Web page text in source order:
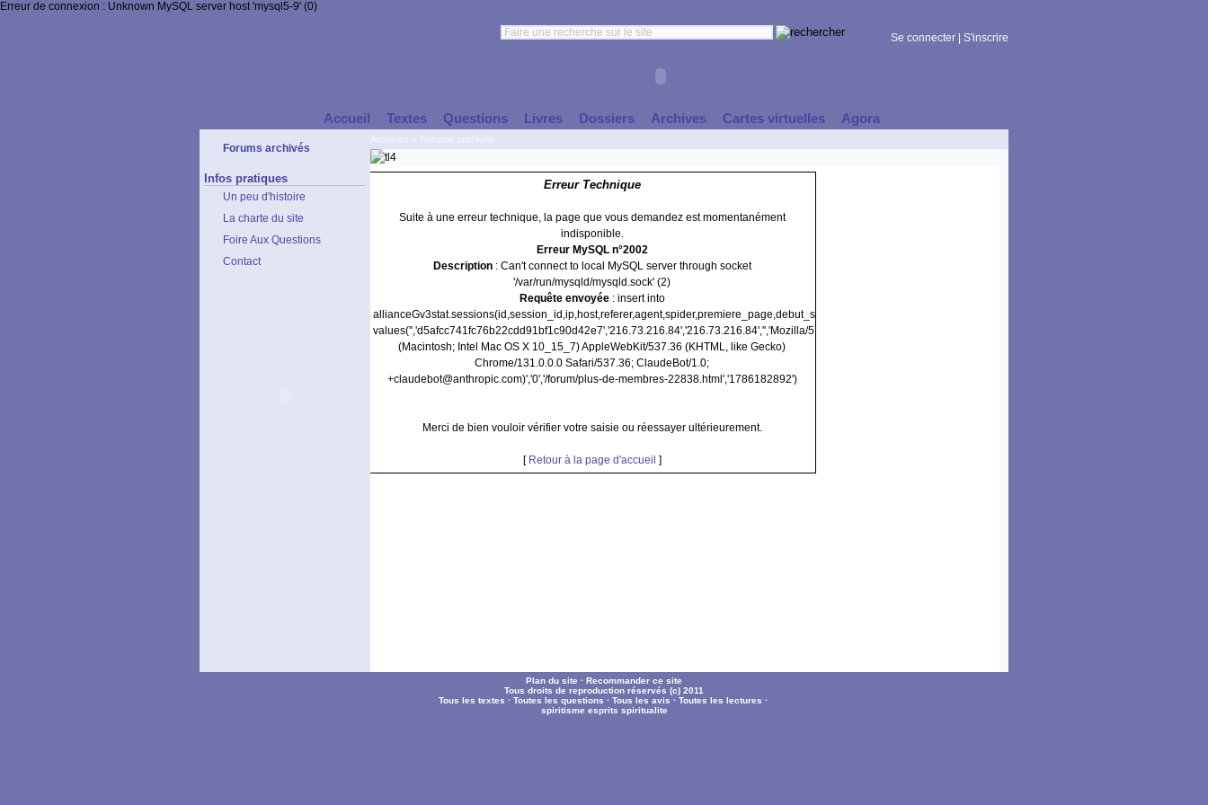
Erreur de connexion : Unknown MySQL server host 'mysql5-9' (0)
Se connecter S'inscrire
Accueil Textes Questions Livres Dossiers Archives Cartes virtuelles Agora
Forums archivés
Infos pratiques
Un peu d'histoire
La charte du site
Foire Aux Questions
Contact
Erreur Technique
Suite à une erreur technique, la page que vous demandez est momentanément
indisponible.
Erreur MySQL n°2002
Description: Can't connect to local MySQL server through socket
'/var/run/mysqld/mysqld.sock' (2)
Requête envoyée: insert into
allianceGv3stat.sessions(id,session_id,ip,host,referer,agent,spider,premiere_page,debut_session)
values('','d5afcc741fc76b22cdd91bf1c90d42e7','216.73.216.84','216.73.216.84','','Mozilla/5.0
(Macintosh; Intel Mac OS X 10_15_7) AppleWebKit/537.36 (KHTML, like Gecko)
Chrome/131.0.0.0 Safari/537.36; ClaudeBot/1.0;
+claudebot@anthropic.com)','0','/forum/plus-de-membres-22838.html','1786182892')
Merci de bien vouloir vérifier votre saisie ou réessayer ultérieurement.
[ Retour à la page d'accueil ]
Plan du site · Recommander ce site
Tous droits de reproduction réservés (c) 2011
Tous les textes · Toutes les questions · Tous les avis · Toutes les lectures ·
spiritisme esprits spiritualite